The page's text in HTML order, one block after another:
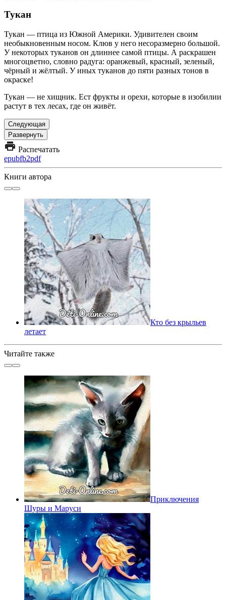
Тукан
Тукан — птица из Южной Америки. Удивителен своим
необыкновенным носом. Клюв у него несоразмерно большой.
У некоторых туканов он длиннее самой птицы. А раскрашен
многоцветно, словно радуга: оранжевый, красный, зеленый,
чёрный и жёлтый. У иных туканов до пяти разных тонов в
окраске!
Тукан — не хищник. Ест фрукты и орехи, которые в изобилии
растут в тех лесах, где он живёт.
Следующая
Развернуть
Распечатать
epubfb2pdf
Книги автора
Кто без крыльев
летает
Читайте также
Приключения
Шуры и Маруси